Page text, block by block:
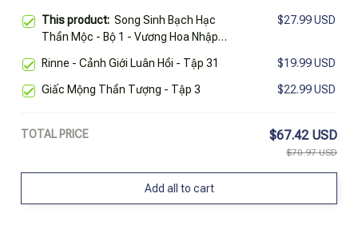
This product: Song Sinh Bạch Hạc
Thần Mộc - Bộ 1 - Vương Hoa Nhập
$27.99 USD
Rinne - Cảnh Giới Luân Hồi - Tập 31 $19.99 USD
Giấc Mộng Thần Tượng - Tập 3 $22.99 USD
TOTAL PRICE $67.42 USD
$70.97 USD
Add all to cart